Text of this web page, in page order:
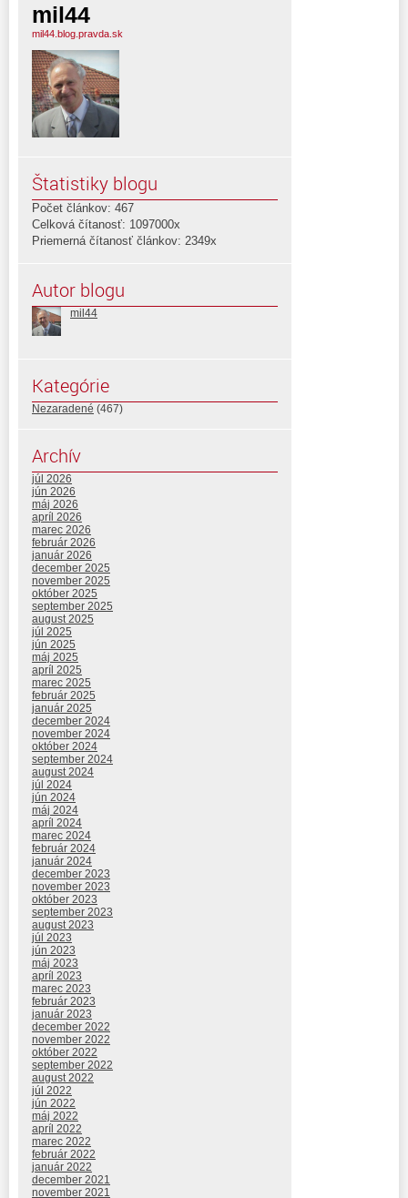
mil44
mil44.blog.pravda.sk
Štatistiky blogu
Počet článkov: 467
Celková čítanosť: 1097000x
Priemerná čítanosť článkov: 2349x
Autor blogu
mil44
Kategórie
Nezaradené (467)
Archív
júl 2026
jún 2026
máj 2026
apríl 2026
marec 2026
február 2026
január 2026
december 2025
november 2025
október 2025
september 2025
august 2025
júl 2025
jún 2025
máj 2025
apríl 2025
marec 2025
február 2025
január 2025
december 2024
november 2024
október 2024
september 2024
august 2024
júl 2024
jún 2024
máj 2024
apríl 2024
marec 2024
február 2024
január 2024
december 2023
november 2023
október 2023
september 2023
august 2023
júl 2023
jún 2023
máj 2023
apríl 2023
marec 2023
február 2023
január 2023
december 2022
november 2022
október 2022
september 2022
august 2022
júl 2022
jún 2022
máj 2022
apríl 2022
marec 2022
február 2022
január 2022
december 2021
november 2021